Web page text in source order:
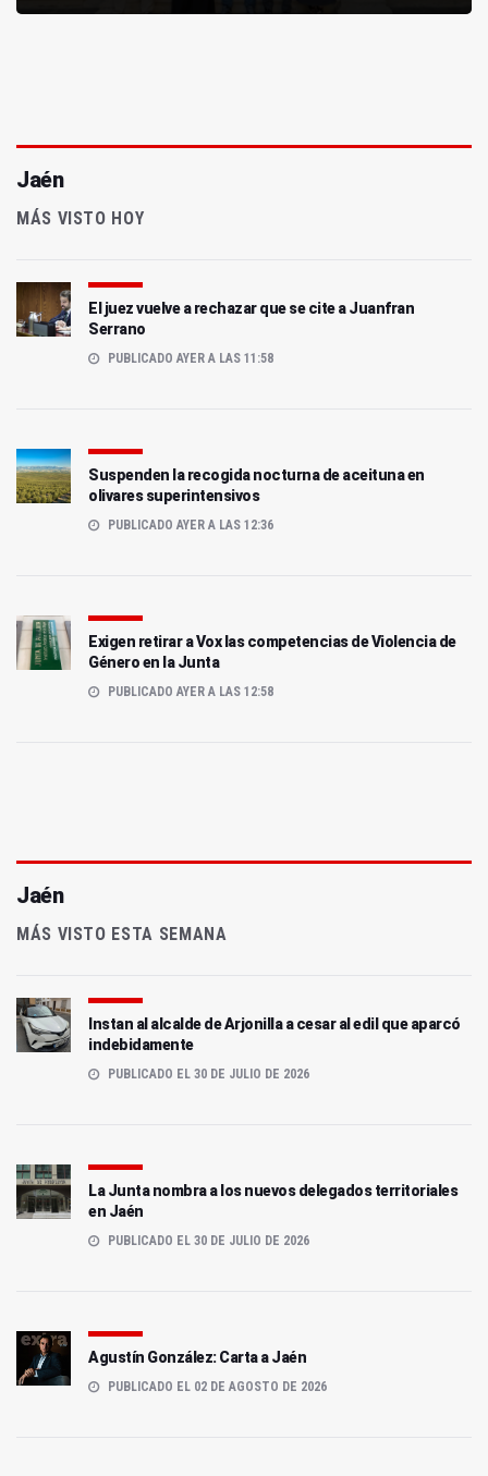
Jaén
MÁS VISTO HOY
El juez vuelve a rechazar que se cite a Juanfran
Serrano
PUBLICADO AYER A LAS 11:58
Suspenden la recogida nocturna de aceituna en
olivares superintensivos
PUBLICADO AYER A LAS 12:36
Exigen retirar a Vox las competencias de Violencia de
Género en la Junta
PUBLICADO AYER A LAS 12:58
Jaén
MÁS VISTO ESTA SEMANA
Instan al alcalde de Arjonilla a cesar al edil que aparcó
indebidamente
PUBLICADO EL 30 DE JULIO DE 2026
La Junta nombra a los nuevos delegados territoriales
en Jaén
PUBLICADO EL 30 DE JULIO DE 2026
Agustín González: Carta a Jaén
PUBLICADO EL 02 DE AGOSTO DE 2026